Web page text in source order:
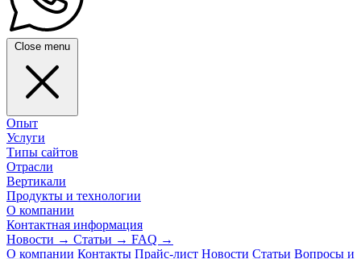
Close menu
Опыт
Услуги
Типы сайтов
Отрасли
Вертикали
Продукты и технологии
О компании
Контактная информация
Новости → Статьи → FAQ →
О компании Контакты Прайс-лист Новости Статьи Вопросы и